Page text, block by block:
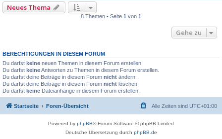
Neues Thema
8 Themen • Seite 1 von 1
Gehe zu
BERECHTIGUNGEN IN DIESEM FORUM
Du darfst keine neuen Themen in diesem Forum erstellen.
Du darfst keineAntworten zu Themen in diesem Forum erstellen.
Du darfst deine Beiträge in diesem Forum nicht ändern.
Du darfst deine Beiträge in diesem Forum nicht löschen.
Du darfst keine Dateianhänge in diesem Forum erstellen.
Startseite Foren-Übersicht Alle Zeiten sind UTC+01:00
Powered by phpBB® Forum Software © phpBB Limited
Deutsche Übersetzung durch phpBB.de